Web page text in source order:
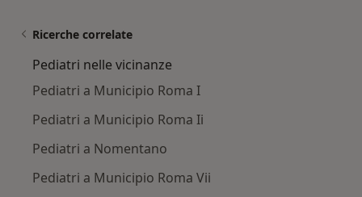
Ricerche correlate
Pediatri nelle vicinanze
Pediatri a Municipio Roma I
Pediatri a Municipio Roma Ii
Pediatri a Nomentano
Pediatri a Municipio Roma Vii